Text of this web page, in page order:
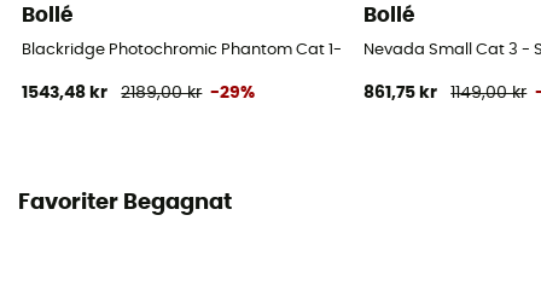
Bollé
Blackridge Photochromic Phantom Cat 1-4 - Skidglasögon
1543,48 kr 2189,00 kr -29%
Bollé
Nevada Small Cat 3 -
861,75 kr 1149,00 kr
Favoriter Begagnat